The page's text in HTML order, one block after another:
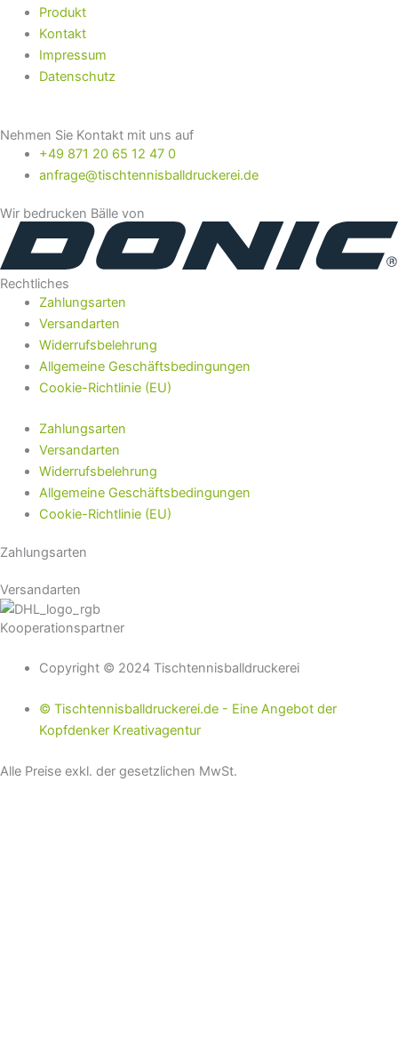
Produkt
Kontakt
Impressum
Datenschutz
Nehmen Sie Kontakt mit uns auf
+49 871 20 65 12 47 0
anfrage@tischtennisballdruckerei.de
Wir bedrucken Bälle von
Rechtliches
Zahlungsarten
Versandarten
Widerrufsbelehrung
Allgemeine Geschäftsbedingungen
Cookie-Richtlinie (EU)
Zahlungsarten
Versandarten
Widerrufsbelehrung
Allgemeine Geschäftsbedingungen
Cookie-Richtlinie (EU)
Zahlungsarten
Versandarten
Kooperationspartner
Copyright © 2024 Tischtennisballdruckerei
© Tischtennisballdruckerei.de - Eine Angebot der
Kopfdenker Kreativagentur
Alle Preise exkl. der gesetzlichen MwSt.